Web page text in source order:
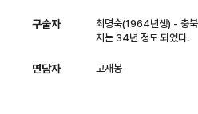
구술자
최명숙(1964년생) - 충북
지는 34년 정도 되었다.
면담자 고재봉